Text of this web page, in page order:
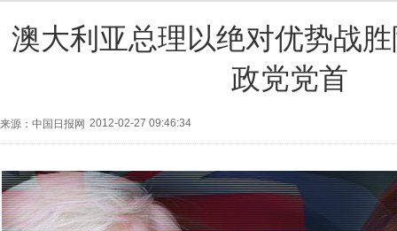
澳大利亚总理以绝对优势战
政党党首
来源：中国日报网 2012-02-27 09:46:34